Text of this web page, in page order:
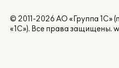
© 2011-2026 АО «Группа 1С»
«1С»). Все права защищены.